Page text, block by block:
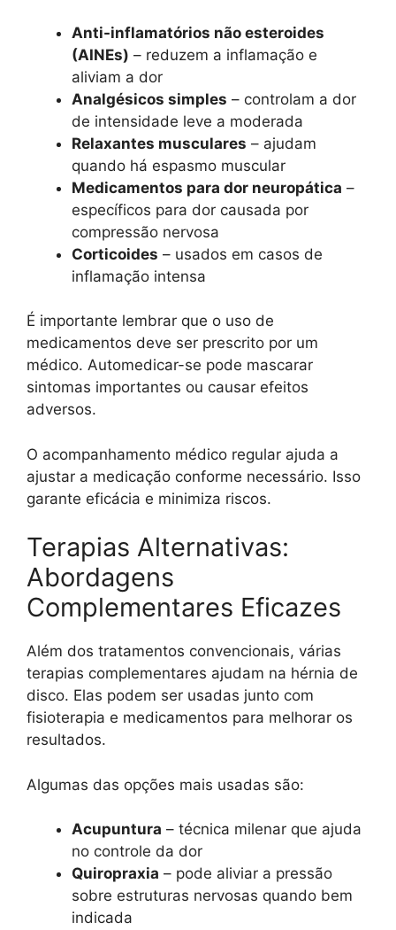
Anti-inflamatórios não esteroides
(AINEs) – reduzem a inflamação e
aliviam a dor
Analgésicos simples – controlam a dor
de intensidade leve a moderada
Relaxantes musculares – ajudam
quando há espasmo muscular
Medicamentos para dor neuropática –
específicos para dor causada por
compressão nervosa
Corticoides – usados em casos de
inflamação intensa
É importante lembrar que o uso de
medicamentos deve ser prescrito por um
médico. Automedicar-se pode mascarar
sintomas importantes ou causar efeitos
adversos.
O acompanhamento médico regular ajuda a
ajustar a medicação conforme necessário. Isso
garante eficácia e minimiza riscos.
Terapias Alternativas:
Abordagens
Complementares Eficazes
Além dos tratamentos convencionais, várias
terapias complementares ajudam na hérnia de
disco. Elas podem ser usadas junto com
fisioterapia e medicamentos para melhorar os
resultados.
Algumas das opções mais usadas são:
Acupuntura – técnica milenar que ajuda
no controle da dor
Quiropraxia – pode aliviar a pressão
sobre estruturas nervosas quando bem
indicada